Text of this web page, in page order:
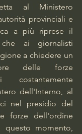
al Ministero
provinciali e
a più riprese il
ai giornalisti
a chiedere un
delle forze
dell'Interno, al
nel presidio del
forze dell'ordine
momento,